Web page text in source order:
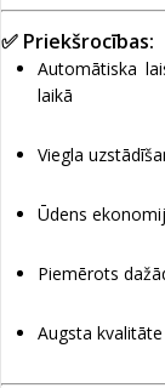
✅ Priekšrocības:
Automātiska
laikā
Viegla
Ūdens
Piemērots
Augsta